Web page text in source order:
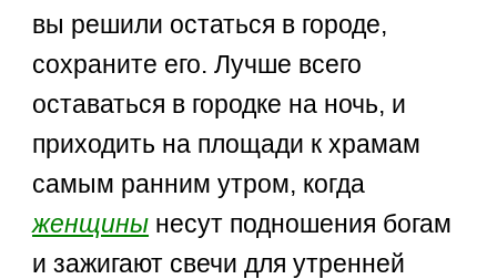
вы решили остаться в городе,
сохраните его. Лучше всего
оставаться в городке на ночь, и
приходить на площади к храмам
самым ранним утром, когда
женщины несут подношения богам
и зажигают свечи для утренней